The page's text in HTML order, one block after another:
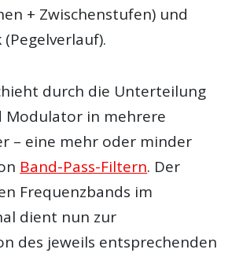
+ Zwischenstufen) und
durch die Unterteilung
Modulator in mehrere
– eine mehr oder minder
Band-Pass-Filtern. Der
Frequenzbands im
dient nun zur
des jeweils entsprechenden